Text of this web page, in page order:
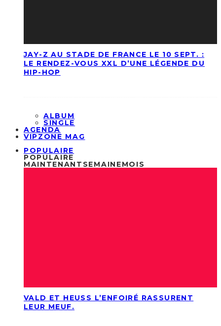
JAY-Z AU STADE DE FRANCE LE 10 SEPT. :
LE RENDEZ-VOUS XXL D’UNE LÉGENDE DU
HIP-HOP
ALBUM
SINGLE
AGENDA
VIPZONE MAG
POPULAIRE
POPULAIRE
MAINTENANT SEMAINEMOIS
VALD ET HEUSS L’ENFOIRÉ RASSURENT
LEUR MEUF.